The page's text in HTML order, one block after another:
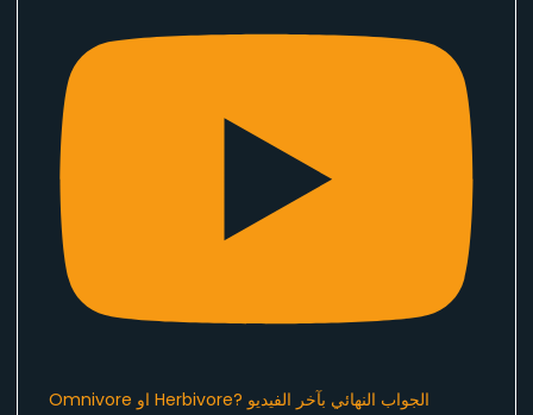
Omnivore او Herbivore? الجواب النهائي بآخر الفيديو